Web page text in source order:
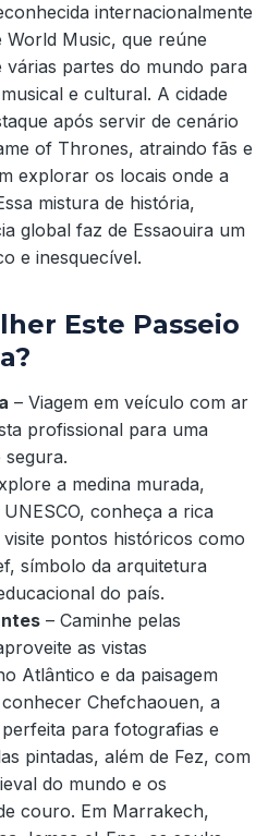
internacionalmente
World Music, que reúne
várias partes do mundo para
e cultural. A cidade
após servir de cenário
of Thrones, atraindo fãs e
explorar os locais onde a
mistura de história,
global faz de Essaouira um
e inesquecível.
Este Passeio
– Viagem em veículo com ar
profissional para uma
a medina murada,
conheça a rica
pontos históricos como
símbolo da arquitetura
do país.
– Caminhe pelas
as vistas
Atlântico e da paisagem
Chefchaouen, a
perfeita para fotografias e
pintadas, além de Fez, com
do mundo e os
couro. Em Marrakech,